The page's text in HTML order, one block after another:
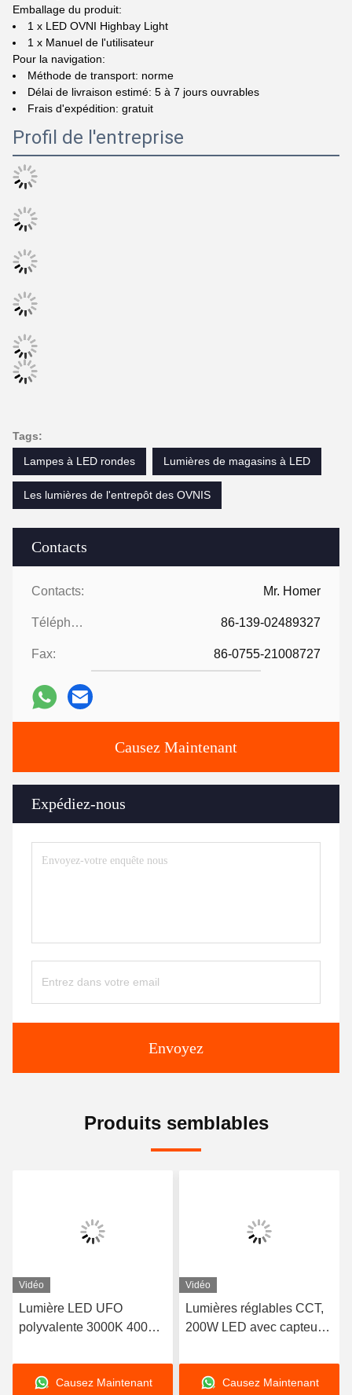
Contacts
Contacts: Mr. Homer
Téléphone: 86-139-02489327
Fax: 86-0755-21008727
Causez Maintenant
Expédiez-nous
Envoyez
Emballage du produit:
1 x LED OVNI Highbay Light
1 x Manuel de l'utilisateur
Pour la navigation:
Méthode de transport: norme
Délai de livraison estimé: 5 à 7 jours ouvrables
Frais d'expédition: gratuit
Profil de l'entreprise
Tags:
Lampes à LED rondes
Lumières de magasins à LED
Les lumières de l'entrepôt des OVNIS
Produits semblables
Vidéo
Lumière LED UFO
polyvalente 3000K 4000K
/ entrepôts / garages
Causez Maintenant
Vidéo
Lumières réglables CCT,
200W LED avec capteur
Causez Maintenant